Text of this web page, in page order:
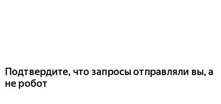
Подтвердите, что запросы отправляли вы, а
не робот